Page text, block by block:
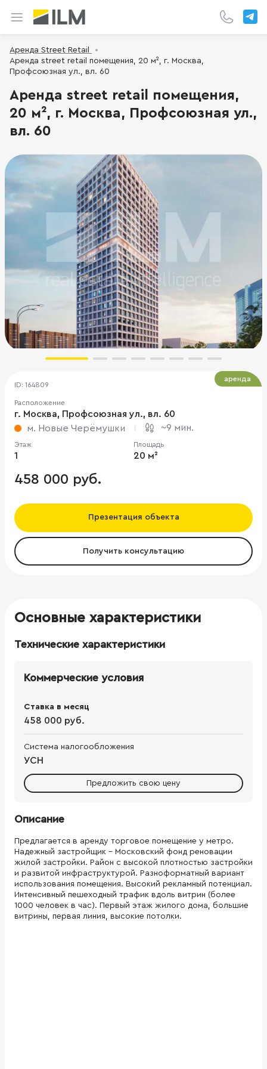
Аренда Street Retail
Аренда street retail помещения, 20 м², г. Москва,
Профсоюзная ул., вл. 60
Аренда street retail помещения,
20 м², г. Москва, Профсоюзная ул.,
вл. 60
ID: 164809
Расположение
г. Москва, Профсоюзная ул., вл. 60
м. Новые Черёмушки
~9 мин.
Этаж
1
Площадь
20 м²
458 000 руб.
Презентация объекта
Получить консультацию
аренда
Основные характеристики
Технические характеристики
Коммерческие условия
Ставка в месяц
458 000 руб.
Система налогообложения
УСН
Предложить свою цену
Описание
Предлагается в аренду торговое помещение у метро.
Надежный застройщик - Московский фонд реновации
жилой застройки. Район с высокой плотностью застройки
и развитой инфраструктурой. Разноформатный вариант
использования помещения. Высокий рекламный потенциал.
Интенсивный пешеходный трафик вдоль витрин (более
1000 человек в час). Первый этаж жилого дома, большие
витрины, первая линия, высокие потолки.